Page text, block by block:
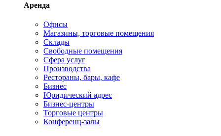
Аренда
Офисы
Магазины, торговые помещения
Склады
Свободные помещения
Сфера услуг
Производства
Рестораны, бары, кафе
Бизнес
Юридический адрес
Бизнес-центры
Торговые центры
Конференц-залы